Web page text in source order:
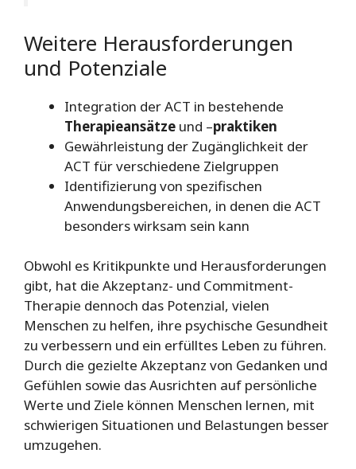
Weitere Herausforderungen
und Potenziale
Integration der ACT in bestehende
Therapieansätze und –praktiken
Gewährleistung der Zugänglichkeit der
ACT für verschiedene Zielgruppen
Identifizierung von spezifischen
Anwendungsbereichen, in denen die ACT
besonders wirksam sein kann
Obwohl es Kritikpunkte und Herausforderungen
gibt, hat die Akzeptanz- und Commitment-
Therapie dennoch das Potenzial, vielen
Menschen zu helfen, ihre psychische Gesundheit
zu verbessern und ein erfülltes Leben zu führen.
Durch die gezielte Akzeptanz von Gedanken und
Gefühlen sowie das Ausrichten auf persönliche
Werte und Ziele können Menschen lernen, mit
schwierigen Situationen und Belastungen besser
umzugehen.